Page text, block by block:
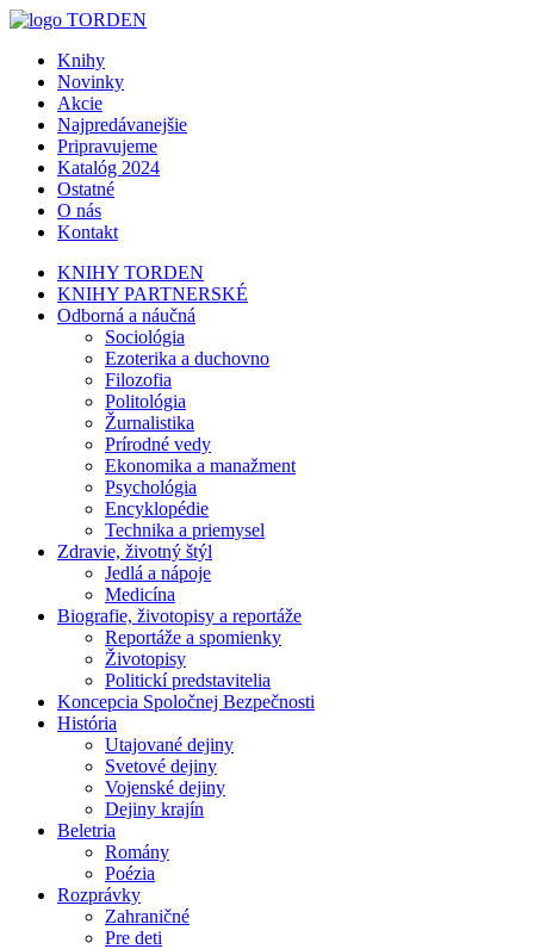
Knihy
Novinky
Akcie
Najpredávanejšie
Pripravujeme
Katalóg 2024
Ostatné
O nás
Kontakt
KNIHY TORDEN
KNIHY PARTNERSKÉ
Odborná a náučná
Sociológia
Ezoterika a duchovno
Filozofia
Politológia
Žurnalistika
Prírodné vedy
Ekonomika a manažment
Psychológia
Encyklopédie
Technika a priemysel
Zdravie, životný štýl
Jedlá a nápoje
Medicína
Biografie, životopisy a reportáže
Reportáže a spomienky
Životopisy
Politickí predstavitelia
Koncepcia Spoločnej Bezpečnosti
História
Utajované dejiny
Svetové dejiny
Vojenské dejiny
Dejiny krajín
Beletria
Romány
Poézia
Rozprávky
Zahraničné
Pre deti